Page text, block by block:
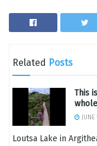
Related Posts
This
Loutsa Lake in